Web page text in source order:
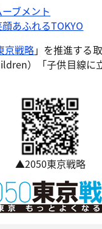
ブメント
あふれるTOKYO
京戦略」を推進する取
）「子供目線に
▲2050東京戦略